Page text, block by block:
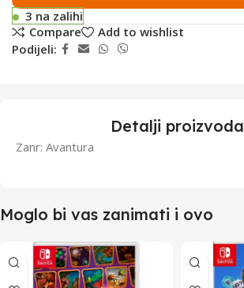
3 na zalihi
Compare
Add to wishlist
Podijeli:
Detalji proizvoda
Zanr: Avantura
Moglo bi vas zanimati i ovo